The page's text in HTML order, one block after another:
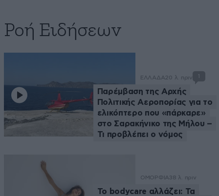
Ροή Ειδήσεων
ΕΛΛΑΔΑ20 λ. πριν 1
Παρέμβαση της Αρχής
Πολιτικής Αεροπορίας για το
ελικόπτερο που «πάρκαρε»
στο Σαρακήνικο της Μήλου –
Τι προβλέπει ο νόμος
ΟΜΟΡΦΙΑ38 λ. πριν
Το bodycare αλλάζει: Τα